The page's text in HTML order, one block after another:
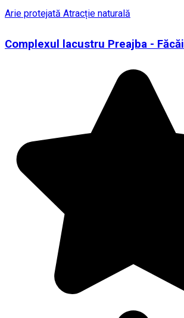
Arie protejată Atracție naturală
Complexul lacustru Preajba - Făcăi